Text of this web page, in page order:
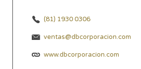
(81) 1930 0306
ventas@dbcorporacion.com
www.dbcorporacion.com